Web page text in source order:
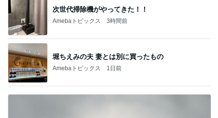
次世代掃除機がやってきた！！
Amebaトピックス 3時間前
堀ちえみの夫 妻とは別に買ったもの
Amebaトピックス 1日前